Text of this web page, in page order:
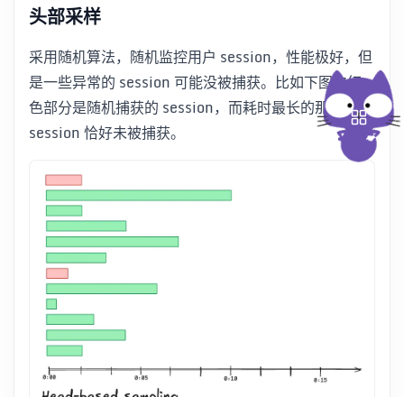
头部采样
采用随机算法，随机监控用户 session，性能极好，但
是一些异常的 session 可能没被捕获。比如下图中红
色部分是随机捕获的 session，而耗时最长的那个
session 恰好未被捕获。